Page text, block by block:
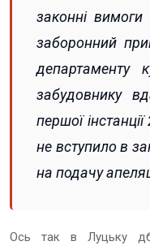
законні
заборонний
департаменту
забудовнику
першої
не вступило в
на подачу
Ось так в Луцьку